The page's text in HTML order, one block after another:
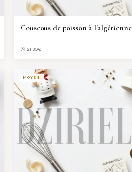
Couscous de poisson à l'algérienne
2h30€
MOYEN